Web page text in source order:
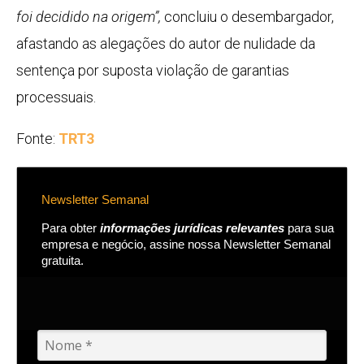
foi decidido na origem”, concluiu o desembargador,
afastando as alegações do autor de nulidade da
sentença por suposta violação de garantias
processuais.
Fonte: TRT3
Newsletter Semanal
Para obter informações jurídicas relevantes para sua
empresa e negócio, assine nossa Newsletter Semanal
gratuita.